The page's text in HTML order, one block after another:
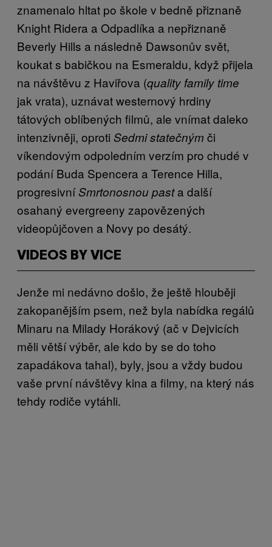
znamenalo hltat po škole v bedně přiznaně
Knight Ridera a Odpadlíka a nepřiznaně
Beverly Hills a následně Dawsonův svět,
koukat s babičkou na Esmeraldu, když přijela
na návštěvu z Haviřova (quality family time
jak vrata), uznávat westernový hrdiny
tátových oblíbených filmů, ale vnímat daleko
intenzivněji, oproti Sedmi statečnýmči
víkendovým odpoledním verzím pro chudé v
podání Buda Spencera a Terence Hilla,
progresivníSmrtonosnou pasta další
osahaný evergreeny zapovězených
videopůjčoven a Novy po desátý.
VIDEOS BY VICE
Jenže mi nedávno došlo, že ještě hlouběji
zakopanějším psem, než byla nabídka regálů
Minaru na Milady Horákový (ač v Dejvicích
měli větší výběr, ale kdo by se do toho
zapadákova tahal), byly, jsou a vždy budou
vaše první návštěvy kina a filmy, na který nás
tehdy rodiče vytáhli.